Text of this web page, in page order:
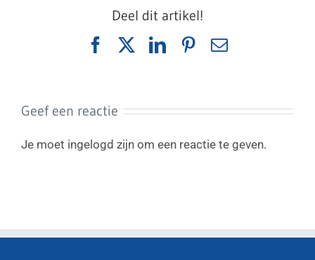
Deel dit artikel!
FacebookLinkedIn
Pinterest
E-
Geef een reactie
Je moet ingelogd zijn om een reactie te geven.